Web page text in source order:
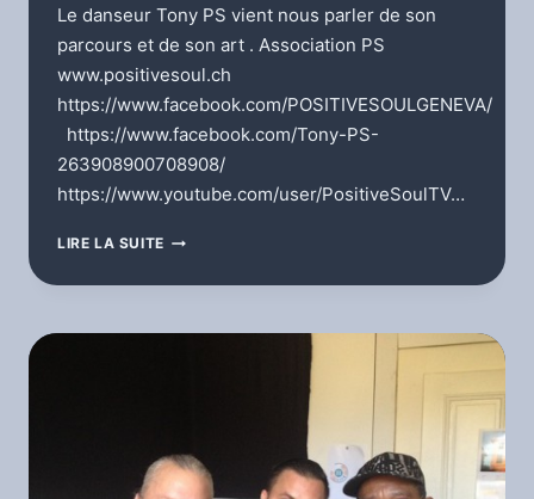
Le danseur Tony PS vient nous parler de son
parcours et de son art . Association PS
www.positivesoul.ch
https://www.facebook.com/POSITIVESOULGENEVA/
https://www.facebook.com/Tony-PS-
263908900708908/
https://www.youtube.com/user/PositiveSoulTV…
LIRE LA SUITE SERGIO’S
–
PS